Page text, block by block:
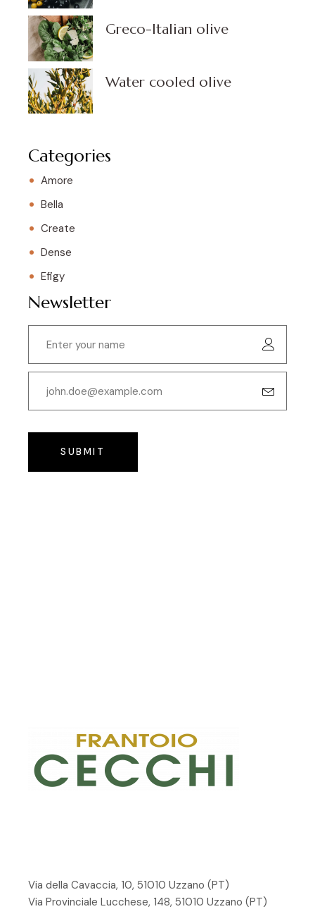
Greco-Italian olive
Water cooled olive
Categories
Amore
Bella
Create
Dense
Efigy
Newsletter
SUBMIT
Via della Cavaccia, 10, 51010 Uzzano (PT)
Via Provinciale Lucchese, 148, 51010 Uzzano (PT)